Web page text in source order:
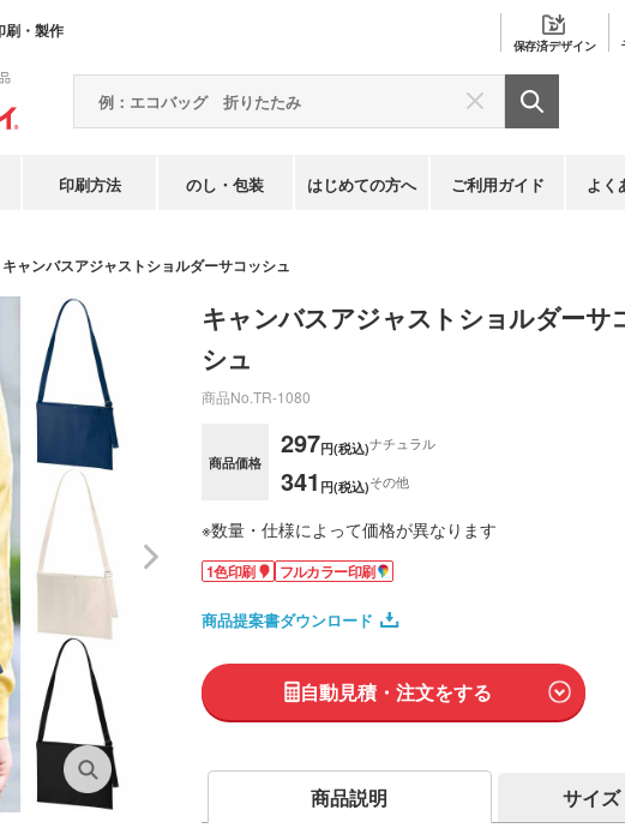
刷・製作
保存済デザイン
印刷方法 のし・包装 はじめての方へ ご利用ガイド よく
キャンバスアジャストショルダーサコッシュ
キャンバスアジャストショルダーサ
シュ
商品No. TR-1080
商品価格
297円(税込)ナチュラル
341 円(税込)その他
※数量・仕様によって価格が異なります
1色印刷 フルカラー印刷
商品提案書ダウンロード
自動見積・注文をする
商品説明 サイ